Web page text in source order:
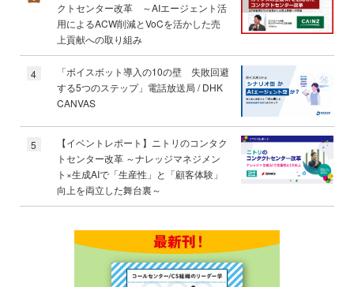
クトセンター改革 ～AIエージェント活
用によるACW削減とVoCを活かした売
上貢献への取り組み
4
「ボイスボット導入の10の壁 失敗回避
する5つのステップ」電話放送局 / DHK
CANVAS
5
【イベントレポート】ニトリのコンタク
トセンター改革 ～ナレッジマネジメン
ト×生成AIで「生産性」と「顧客体験」
向上を両立した舞台裏～